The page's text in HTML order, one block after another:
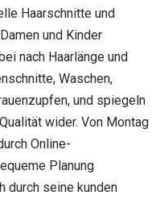
Haarschnitte und
und Kinder
nach Haarlänge und
Waschen,
und spiegeln
wider. Von Montag
Online-
Planung
durch seine kunden